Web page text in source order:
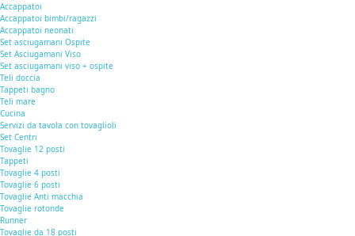
Accappatoi
Accappatoi bimbi/ragazzi
Accappatoi neonati
Set asciugamani Ospite
Set Asciugamani Viso
Set asciugamani viso + ospite
Teli doccia
Tappeti bagno
Teli mare
Cucina
Servizi da tavola con tovaglioli
Set Centri
Tovaglie 12 posti
Tappeti
Tovaglie 4 posti
Tovaglie 6 posti
Tovaglie Anti macchia
Tovaglie rotonde
Runner
Tovaglie da 18 posti